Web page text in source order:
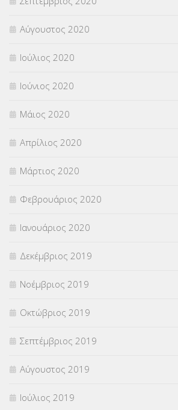
Αύγουστος 2020
Ιούλιος 2020
Ιούνιος 2020
Μάιος 2020
Απρίλιος 2020
Μάρτιος 2020
Φεβρουάριος 2020
Ιανουάριος 2020
Δεκέμβριος 2019
Νοέμβριος 2019
Οκτώβριος 2019
Σεπτέμβριος 2019
Αύγουστος 2019
Ιούλιος 2019